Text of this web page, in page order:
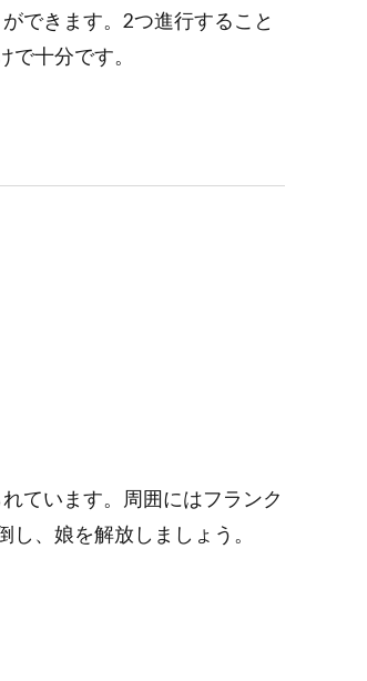
できます。2つ進行すること
十分です。
ています。周囲にはフランク
、娘を解放しましょう。